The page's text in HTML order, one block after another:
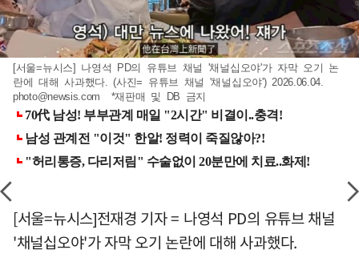
[서울=뉴시스] 나영석 PD의 유튜브 채널 '채널십오야'가 자막 오기 논
란에 대해 사과했다. (사진= 유튜브 채널 '채널십오야') 2026.06.04.
photo@newsis.com *재판매 및 DB 금지
[서울=뉴시스]전재경 기자 = 나영석 PD의 유튜브 채널
'채널십오야'가 자막 오기 논란에 대해 사과했다.